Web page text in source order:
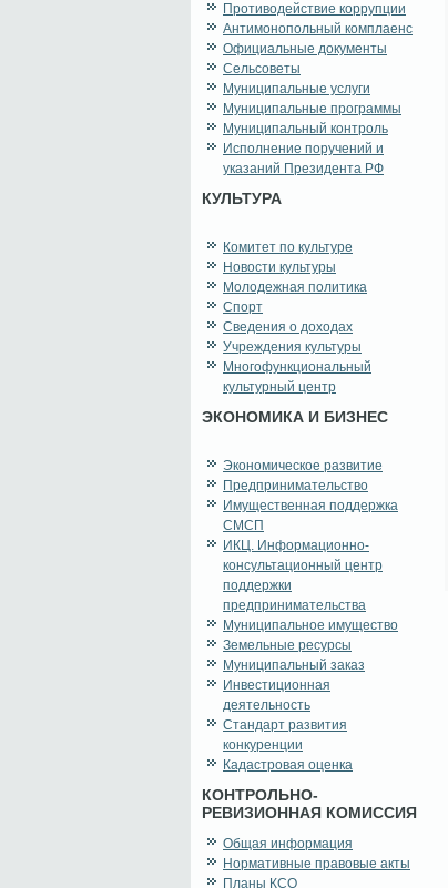
Противодействие коррупции
Антимонопольный комплаенс
Официальные документы
Сельсоветы
Муниципальные услуги
Муниципальные программы
Муниципальный контроль
Исполнение поручений и
указаний Президента РФ
КУЛЬТУРА
Комитет по культуре
Новости культуры
Молодежная политика
Спорт
Сведения о доходах
Учреждения культуры
Многофункциональный
культурный центр
ЭКОНОМИКА И БИЗНЕС
Экономическое развитие
Предпринимательство
Имущественная поддержка
СМСП
ИКЦ. Информационно-
консультационный центр
поддержки
предпринимательства
Муниципальное имущество
Земельные ресурсы
Муниципальный заказ
Инвестиционная
деятельность
Стандарт развития
конкуренции
Кадастровая оценка
КОНТРОЛЬНО-
РЕВИЗИОННАЯ КОМИССИЯ
Общая информация
Нормативные правовые акты
Планы КСО